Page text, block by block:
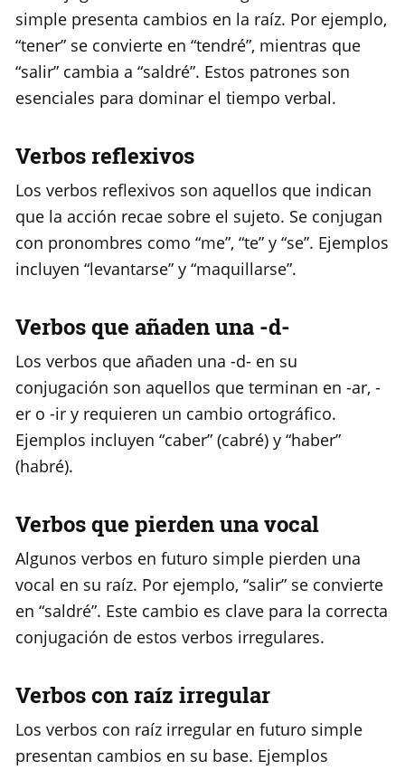
simple presenta cambios en la raíz. Por ejemplo,
“tener” se convierte en “tendré”, mientras que
“salir” cambia a “saldré”. Estos patrones son
esenciales para dominar el tiempo verbal.
Verbos reflexivos
Los verbos reflexivos son aquellos que indican
que la acción recae sobre el sujeto. Se conjugan
con pronombres como “me”, “te” y “se”. Ejemplos
incluyen “levantarse” y “maquillarse”.
Verbos que añaden una -d-
Los verbos que añaden una -d- en su
conjugación son aquellos que terminan en -ar, -
er o -ir y requieren un cambio ortográfico.
Ejemplos incluyen “caber” (cabré) y “haber”
(habré).
Verbos que pierden una vocal
Algunos verbos en futuro simple pierden una
vocal en su raíz. Por ejemplo, “salir” se convierte
en “saldré”. Este cambio es clave para la correcta
conjugación de estos verbos irregulares.
Verbos con raíz irregular
Los verbos con raíz irregular en futuro simple
presentan cambios en su base. Ejemplos